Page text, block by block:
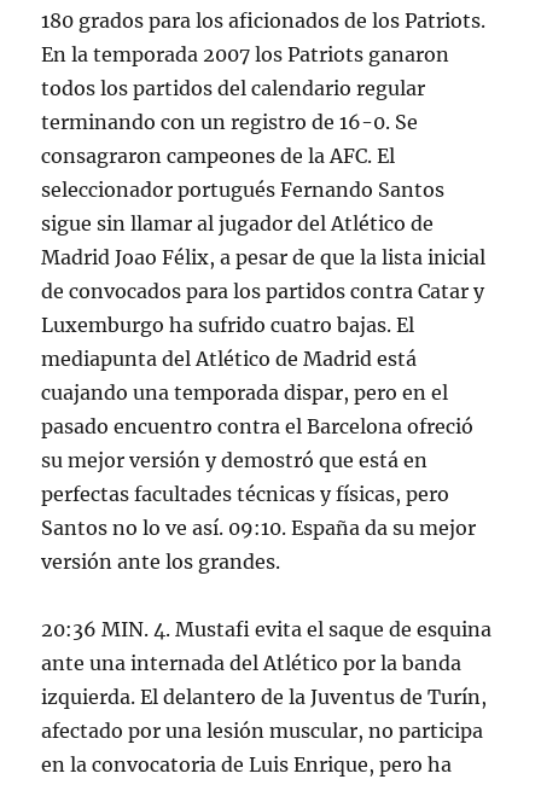
180 grados para los aficionados de los Patriots.
En la temporada 2007 los Patriots ganaron
todos los partidos del calendario regular
terminando con un registro de 16-0. Se
consagraron campeones de la AFC. El
seleccionador portugués Fernando Santos
sigue sin llamar al jugador del Atlético de
Madrid Joao Félix, a pesar de que la lista inicial
de convocados para los partidos contra Catar y
Luxemburgo ha sufrido cuatro bajas. El
mediapunta del Atlético de Madrid está
cuajando una temporada dispar, pero en el
pasado encuentro contra el Barcelona ofreció
su mejor versión y demostró que está en
perfectas facultades técnicas y físicas, pero
Santos no lo ve así. 09:10. España da su mejor
versión ante los grandes.
20:36 MIN. 4. Mustafi evita el saque de esquina
ante una internada del Atlético por la banda
izquierda. El delantero de la Juventus de Turín,
afectado por una lesión muscular, no participa
en la convocatoria de Luis Enrique, pero ha